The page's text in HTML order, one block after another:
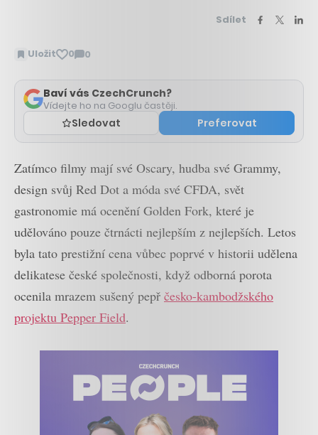
Sdílet
Uložit 0 0
Zobrazit
Baví vás CzechCrunch?
Vídejte ho na Googlu častěji.
Sledovat Preferovat
Zatímco filmy mají své Oscary, hudba své Grammy,
design svůj Red Dot a móda své CFDA, svět
gastronomie má ocenění Golden Fork, které je
udělováno pouze čtrnácti nejlepším z nejlepších. Letos
byla tato prestižní cena vůbec poprvé v historii udělena
delikatese české společnosti, když odborná porota
ocenila mrazem sušený pepř česko-kambodžského
projektu Pepper Field.